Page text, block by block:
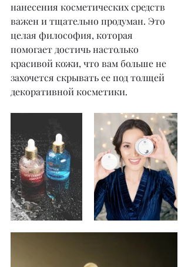
нанесения косметических средств
важен и тщательно продуман. Это
целая философия, которая
помогает достичь настолько
красивой кожи, что вам больше не
захочется скрывать ее под толщей
декоративной косметики.